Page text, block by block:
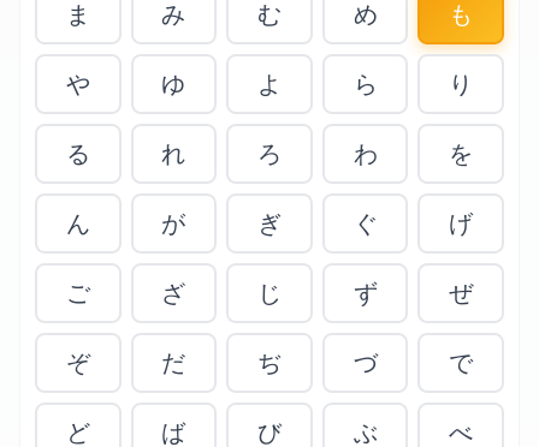
ま み む め も
や ゆ よ ら り
る れ ろ わ を
ん が ぎ ぐ げ
ご ざ じ ず ぜ
ぞ だ ぢ づ で
ど ば び ぶ べ